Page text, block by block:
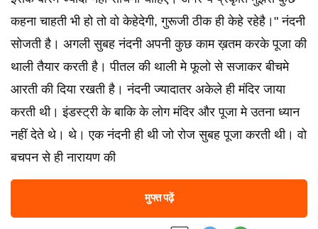
कहना चाहती भी हो तो वो केहेदेगी, गुरूजी ठीक ही केहे रहेहै।" नंदनी
सोजती है। अगली सुबह नंदनी अपनी कुछ काम ख़तम करके पूजा की
थाली तैयार करती है। पीतल की थाली मे फूलो से सजाकर बीचमे
आरती की दिया रखती है। नंदनी ज्यादातर अकेले ही मंदिर जाया
करती थी। इंडस्ट्री के बाकि के लोग मंदिर और पूजा मे उतना ध्यान
नहीं देते थे। थे। एक नंदनी ही थी जो रोज सुबह पूजा करती थी। वो
बचपन से ही नारायण की
मुफ्त पढ़ें